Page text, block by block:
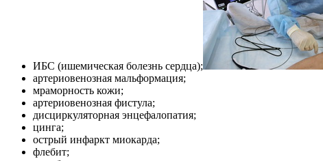
ИБС (ишемическая болезнь сердца);
артериовенозная мальформация;
мраморность кожи;
артериовенозная фистула;
дисциркуляторная энцефалопатия;
цинга;
острый инфаркт миокарда;
флебит;